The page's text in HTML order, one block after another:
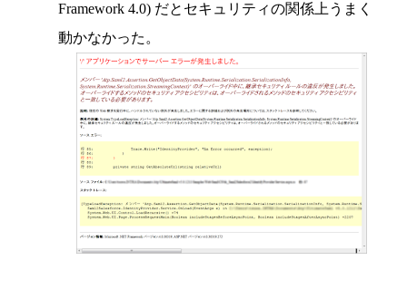
Framework 4.0) だとセキュリティの関係上うまく
動かなかった。